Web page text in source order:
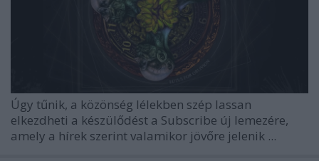
Úgy tűnik, a közönség lélekben szép lassan
elkezdheti a készülődést a Subscribe új lemezére,
amely a hírek szerint valamikor jövőre jelenik ...